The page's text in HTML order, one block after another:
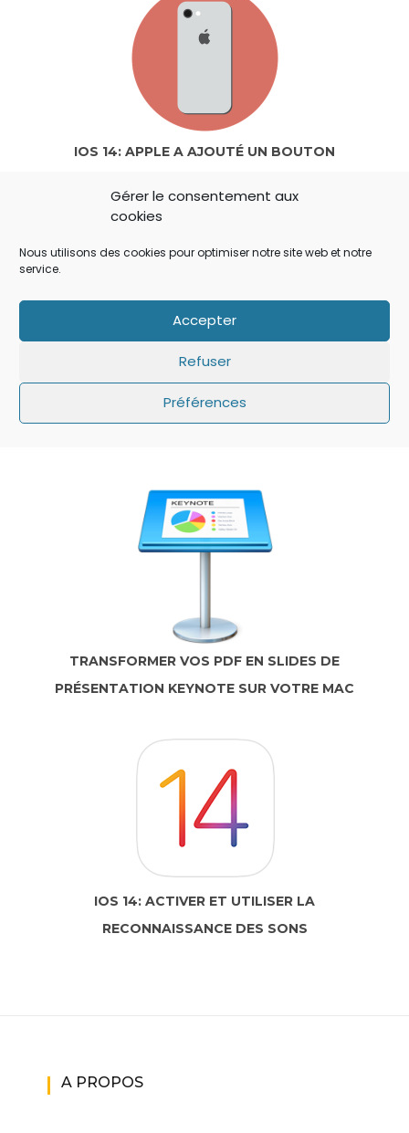
Gérer le consentement aux
cookies
Nous utilisons des cookies pour optimiser notre site web et notre
service.
Accepter
Refuser
Préférences
IOS 14: APPLE A AJOUTÉ UN BOUTON
IOS: QUE FAIRE SI LE MINUTEUR NE S’AFFICHE
TRANSFORMER VOS PDF EN SLIDES DE
PRÉSENTATION KEYNOTE SUR VOTRE MAC
IOS 14: ACTIVER ET UTILISER LA
RECONNAISSANCE DES SONS
A PROPOS